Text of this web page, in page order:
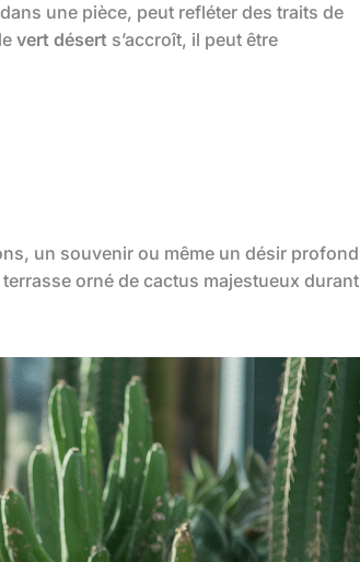
une pièce, peut refléter des traits de
vert désert s’accroît, il peut être
un souvenir ou même un désir profond
orné de cactus majestueux durant